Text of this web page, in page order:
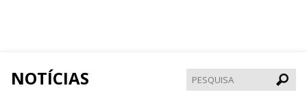
NOTÍCIAS